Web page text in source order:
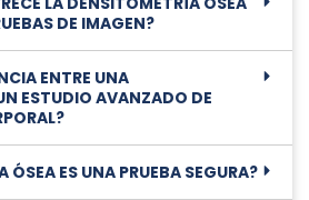
DE IMAGEN?
ENTRE UNA
ESTUDIO AVANZADO DE
ÓSEA ES UNA PRUEBA SEGURA?